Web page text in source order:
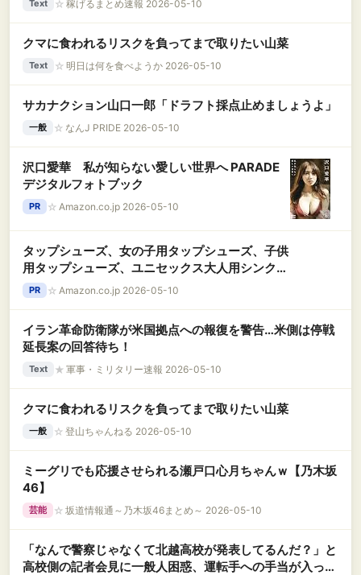
Text ☆ 稼げるまとめ速報 2026-05-10
クマに食われるリスクを負ってまで取りたい山菜
Text ☆ 明日は何を食べようか 2026-05-10
サカナクション山口一郎「ドラフト採点止めましょうよ」
一般 ☆ なんJ PRIDE 2026-05-10
沢口愛華 私が知らない愛しい世界へ PARADE
デジタルフォトブック
PR ☆ Amazon.co.jp 2026-05-10
タップシューズ、女の子用タップシューズ、子供
用タップシューズ、ユニセックス大人用シンクタ
ップダンスシューズ、女性用クラシックタップシ
ューズ、快適、ローヒール、通気性、ソフト、タ
PR ☆ Amazon.co.jp 2026-05-10
イラン革命防衛隊が米国拠点への報復を警告…米側は停戦
延長案の回答待ち！
Text ★ 軍事・ミリタリー速報 2026-05-10
クマに食われるリスクを負ってまで取りたい山菜
一般 ☆ 登山ちゃんねる 2026-05-10
ミーグリでも応援させられる瀬戸口心月ちゃんｗ【乃木坂
46】
芸能 ☆ 坂道情報通～乃木坂46まとめ～ 2026-05-10
「なんで警察じゃなくて北越高校が発表してるんだ？」と
高校側の記者会見に一般人困惑、運転手への手当が入った